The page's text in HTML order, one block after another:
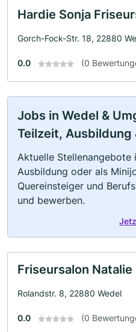
Hardie Sonja
Gorch-Fock-Str. 18, 22880
0.0 (0
Jobs in Wedel &
Teilzeit, Ausbildung
Aktuelle Stellenangebote
Ausbildung oder als
Quereinsteiger und
und bewerben.
Friseursalon
Rolandstr. 8, 22880 Wedel
0.0 (0